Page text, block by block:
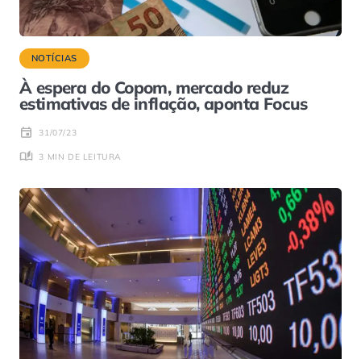
NOTÍCIAS
À espera do Copom, mercado reduz
estimativas de inflação, aponta Focus
31/07/23
3 MIN DE LEITURA